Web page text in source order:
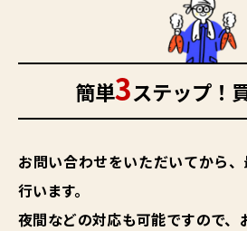
簡単3ステップ！
お問い合わせをいただいてから
行います。
夜間などの対応も可能ですので、